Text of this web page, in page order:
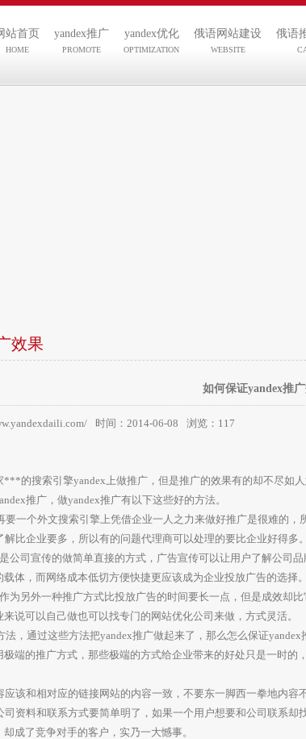
站首页
HOME
yandex推广
PROMOTE
yandex优化
OPTIMIZATION
俄语网站建设
WEBSITE
俄语
效果
如何保证yandex推
时间：2014-06-08 浏览： 117
的搜索引擎yandex上做推广，但是推广的效果有的却不尽如人
推广，做yandex推广有以下这些好的方法。
个外文搜索引擎上凭借企业一人之力来做好推广是很难的，
比企业要多，所以有的问题代理商可以处理的要比企业好得多。
司宣传的做简单直接的方式，广告宣传可以让用户了解公司
体，而网络成本低切方便快捷更应该成为企业投放广告的选择
另外一种推广方式比投放广告的时间要长一点，但是成效却比
说可以自己做也可以找专门的网站优化公司来做，方式灵活。
，通过这些方法把yandex推广做起来了，那么怎么保证yandex
的推广方式，那些极端的方式给企业带来的好处只是一时的
和相对应的链接网站的内容一致，不要东一脚西一拳地内容
料和联系方式要简单明了，如果一个用户想要和公司联系却
成了竞争对手的客户，实乃一大憾事。